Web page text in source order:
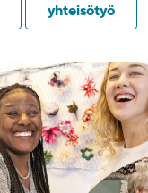
yhteisötyö